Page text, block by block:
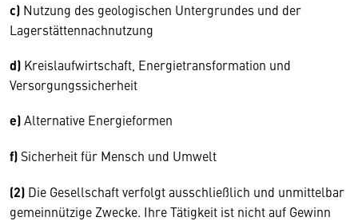
c) Nutzung des geologischen Untergrundes und der
Lagerstättennachnutzung
d) Kreislaufwirtschaft, Energietransformation und
Versorgungssicherheit
e)Alternative Energieformen
f) Sicherheit für Mensch und Umwelt
(2) Die Gesellschaft verfolgt ausschließlich und unmittelbar
gemeinnützige Zwecke. Ihre Tätigkeit ist nicht auf Gewinn